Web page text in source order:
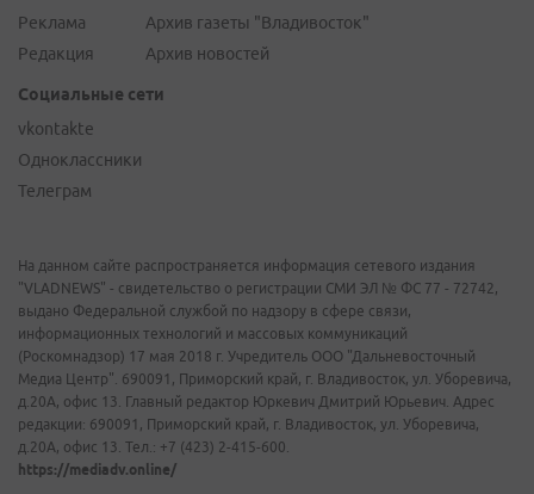
Реклама
Редакция
Архив газеты "Владивосток"
Архив новостей
Социальные сети
vkontakte
Одноклассники
Телеграм
На данном сайте распространяется информация сетевого издания
"VLADNEWS" - свидетельство о регистрации СМИ ЭЛ № ФС 77 - 72742,
выдано Федеральной службой по надзору в сфере связи,
информационных технологий и массовых коммуникаций
(Роскомнадзор) 17 мая 2018 г. Учредитель ООО "Дальневосточный
Медиа Центр". 690091, Приморский край, г. Владивосток, ул. Уборевича,
д.20А, офис 13. Главный редактор Юркевич Дмитрий Юрьевич. Адрес
редакции: 690091, Приморский край, г. Владивосток, ул. Уборевича,
д.20А, офис 13. Тел.: +7 (423) 2-415-600.
https://mediadv.online/